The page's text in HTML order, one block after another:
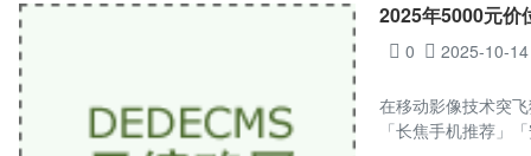
2025年5000元价
0 2025-10-
在移动影像技术突
「长焦手机推荐」